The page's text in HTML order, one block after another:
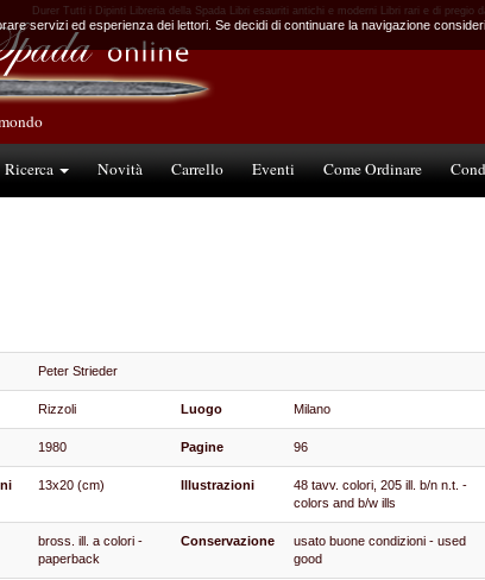
Durer Tutti i Dipinti Libreria della Spada Libri esauriti antichi e moderni Libri rari e di pregio
Ricerca Novità Carrello Eventi Come Ordinare
Peter Strieder
Rizzoli Luogo Milano
1980 Pagine 96
13x20 (cm) Illustrazioni
48 tavv. colori, 205 ill. b/n n.t. -
colors and b/w ills
bross. ill. a colori -
paperback
Conservazione
usato buone condizioni - used
good
servizi ed esperienza dei lettori. Se decidi di continuare la navigazione